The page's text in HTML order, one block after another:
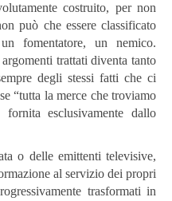
costruito, per non
può che essere classificato
fomentatore, un nemico.
trattati diventa tanto
degli stessi fatti che ci
“tutta la merce che troviamo
esclusivamente dallo
o delle emittenti televisive,
al servizio dei propri
trasformati in